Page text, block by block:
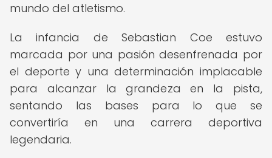
mundo del atletismo.
La infancia de Sebastian Coe estuvo
marcada por una pasión desenfrenada por
el deporte y una determinación implacable
para alcanzar la grandeza en la pista,
sentando las bases para lo que se
convertiría en una carrera deportiva
legendaria.